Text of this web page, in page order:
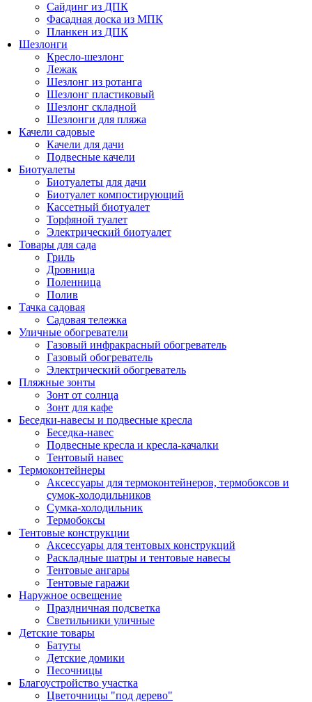
Сайдинг из ДПК
Фасадная доска из МПК
Планкен из ДПК
Шезлонги
Кресло-шезлонг
Лежак
Шезлонг из ротанга
Шезлонг пластиковый
Шезлонг складной
Шезлонги для пляжа
Качели садовые
Качели для дачи
Подвесные качели
Биотуалеты
Биотуалеты для дачи
Биотуалет компостирующий
Кассетный биотуалет
Торфяной туалет
Электрический биотуалет
Товары для сада
Гриль
Дровница
Поленница
Полив
Тачка садовая
Садовая тележка
Уличные обогреватели
Газовый инфракрасный обогреватель
Газовый обогреватель
Электрический обогреватель
Пляжные зонты
Зонт от солнца
Зонт для кафе
Беседки-навесы и подвесные кресла
Беседка-навес
Подвесные кресла и кресла-качалки
Тентовый навес
Термоконтейнеры
Аксессуары для термоконтейнеров, термобоксов и
сумок-холодильников
Сумка-холодильник
Термобоксы
Тентовые конструкции
Аксессуары для тентовых конструкций
Раскладные шатры и тентовые навесы
Тентовые ангары
Тентовые гаражи
Наружное освещение
Праздничная подсветка
Светильники уличные
Детские товары
Батуты
Детские домики
Песочницы
Благоустройство участка
Цветочницы "под дерево"